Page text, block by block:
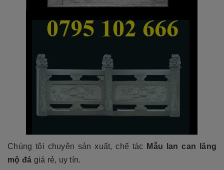
Chúng tôi chuyên sản xuất, chế tác Mẫu lan can lăng
mộ đá giá rẻ, uy tín.